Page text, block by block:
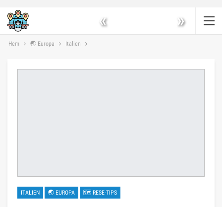
« »
Hem 🌏 Europa Italien
ITALIEN 🌏 EUROPA 🗺 RESE-TIPS